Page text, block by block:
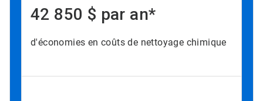
42 850 $ par an*
d'économies en coûts de nettoyage chimique